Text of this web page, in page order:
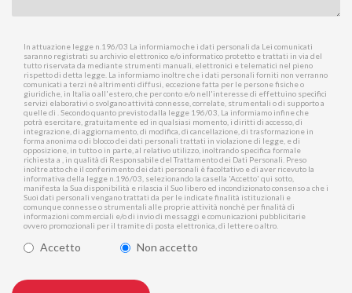
In attuazione legge n.196/03 La informiamo che i dati personali da Lei comunicati
saranno registrati su archivio elettronico e/o informatico protetto e trattati in via del
tutto riservata da mediante strumenti manuali, elettronici e telematici nel pieno
rispetto di detta legge. La informiamo inoltre che i dati personali forniti non verranno
comunicati a terzi nè altrimenti diffusi, eccezione fatta per le persone fisiche o
giuridiche, in Italia o all'estero, che per conto e/o nell'interesse di effettuino specifici
servizi elaborativi o svolgano attività connesse, correlate, strumentali o di supporto a
quelle di . Secondo quanto previsto dalla legge 196/03, La informiamo infine che
potrà esercitare, gratuitamente ed in qualsiasi momento, i diritti di accesso, di
integrazione, di aggiornamento, di modifica, di cancellazione, di trasformazione in
forma anonima o di blocco dei dati personali trattati in violazione di legge, e di
opposizione, in tutto o in parte, al relativo utilizzo, inoltrando specifica formale
richiesta a , in qualità di Responsabile del Trattamento dei Dati Personali. Preso
inoltre atto che il conferimento dei dati personali è facoltativo e di aver ricevuto la
informativa della legge n.196/03, selezionando la casella 'Accetto' qui sotto,
manifesta la Sua disponibilità e rilascia il Suo libero ed incondizionato consenso a che i
Suoi dati personali vengano trattati da per le indicate finalità istituzionali e
comunque connesse o strumentali alle proprie attività nonchè per finalità di
informazioni commerciali e/o di invio di messaggi e comunicazioni pubblicitarie
ovvero promozionali per il tramite di posta elettronica, di lettere o altro.
Accetto Non accetto